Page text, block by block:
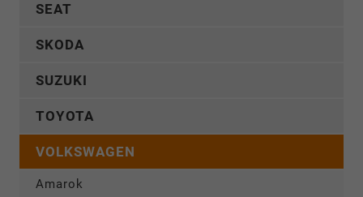
SEAT
SKODA
SUZUKI
TOYOTA
VOLKSWAGEN
Amarok